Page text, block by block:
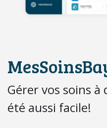
Gérer vos soins à
été aussi facile!